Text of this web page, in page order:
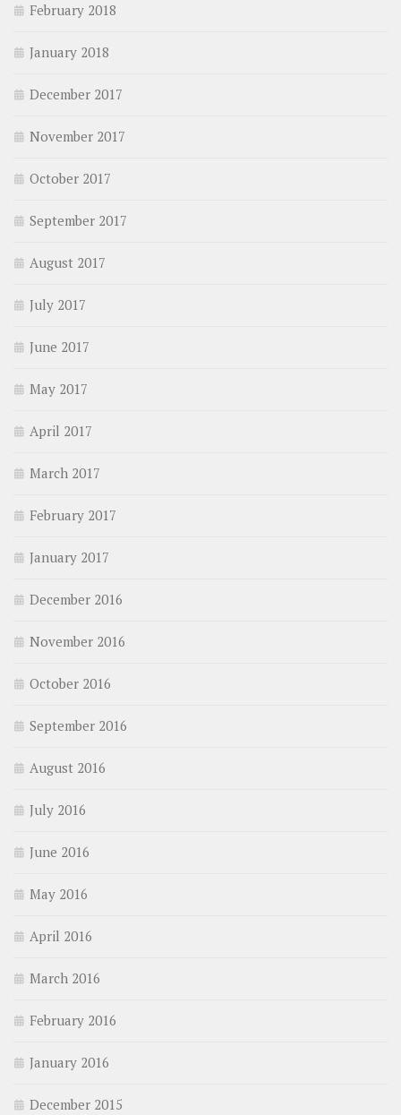
February 2018
January 2018
December 2017
November 2017
October 2017
September 2017
August 2017
July 2017
June 2017
May 2017
April 2017
March 2017
February 2017
January 2017
December 2016
November 2016
October 2016
September 2016
August 2016
July 2016
June 2016
May 2016
April 2016
March 2016
February 2016
January 2016
December 2015